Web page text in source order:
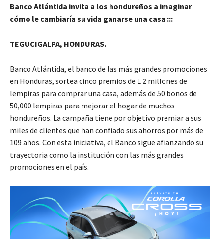
Banco Atlántida invita a los hondureños a imaginar
cómo le cambiaría su vida ganarse una casa :::
TEGUCIGALPA, HONDURAS.
Banco Atlántida, el banco de las más grandes promociones
en Honduras, sortea cinco premios de L 2 millones de
lempiras para comprar una casa, además de 50 bonos de
50,000 lempiras para mejorar el hogar de muchos
hondureños. La campaña tiene por objetivo premiar a sus
miles de clientes que han confiado sus ahorros por más de
109 años. Con esta iniciativa, el Banco sigue afianzando su
trayectoria como la institución con las más grandes
promociones en el país.